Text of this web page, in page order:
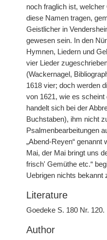
noch fraglich ist,
diese Namen tragen,
Geistlicher in
gewesen sein. In den
Hymnen, Liedern und
vier Lieder
(Wackernagel,
1618 vier; doch werden
von 1621, wie es
handelt sich bei der
Buchstaben), ihm nicht
Psalmenbearbeitungen
„Abend-Reyen“ genannt
Mai, der Mai bringt uns
frisch' Gemüthe etc.“
Uebrigen nichts bekannt
Literature
Goedeke S. 180 Nr. 120.
Author